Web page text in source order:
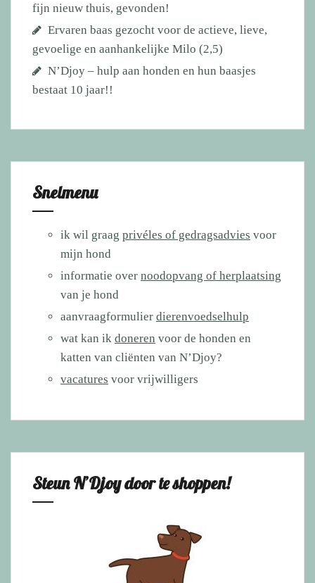
fijn nieuw thuis, gevonden!
Ervaren baas gezocht voor de actieve, lieve,
gevoelige en aanhankelijke Milo (2,5)
N’Djoy – hulp aan honden en hun baasjes
bestaat 10 jaar!!
Snelmenu
ik wil graag privéles of gedragsadvies voor
mijn hond
informatie over noodopvang of herplaatsing
van je hond
aanvraagformulier dierenvoedselhulp
wat kan ik doneren voor de honden en
katten van cliënten van N’Djoy?
vacatures voor vrijwilligers
Steun N’Djoy door te shoppen!